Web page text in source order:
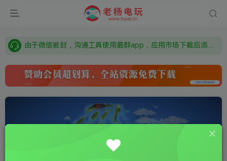
本站资源来自网络搜集，如有侵权，请联系删除：fuyej@qq.com 附上证书和内容链接